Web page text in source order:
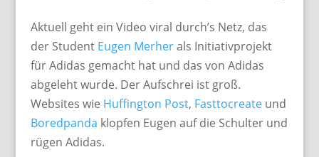
Aktuell geht ein Video viral durch’s Netz, das
der Student Eugen Merherals Initiativprojekt
für Adidas gemacht hat und das von Adidas
abgeleht wurde. Der Aufschrei ist groß.
Websites wie Huffington Post, Fasttocreateund
Boredpanda klopfen Eugen auf die Schulter und
rügen Adidas.